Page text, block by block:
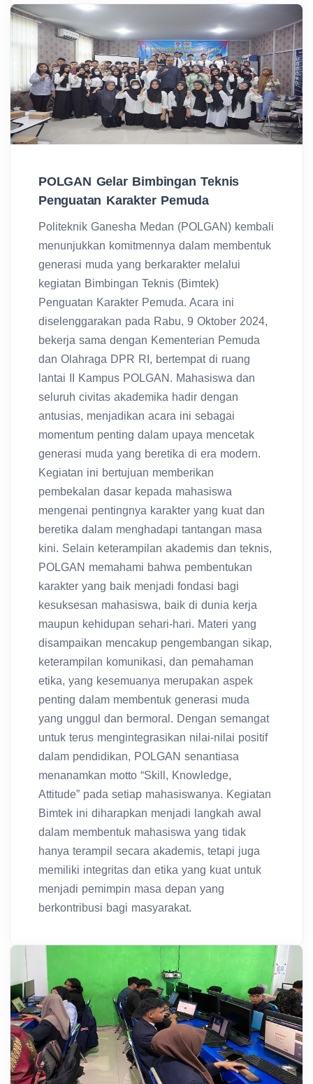
POLGAN Gelar Bimbingan Teknis
Penguatan Karakter Pemuda
Politeknik Ganesha Medan (POLGAN) kembali
menunjukkan komitmennya dalam membentuk
generasi muda yang berkarakter melalui
kegiatan Bimbingan Teknis (Bimtek)
Penguatan Karakter Pemuda. Acara ini
diselenggarakan pada Rabu, 9 Oktober 2024,
bekerja sama dengan Kementerian Pemuda
dan Olahraga DPR RI, bertempat di ruang
lantai II Kampus POLGAN. Mahasiswa dan
seluruh civitas akademika hadir dengan
antusias, menjadikan acara ini sebagai
momentum penting dalam upaya mencetak
generasi muda yang beretika di era modern.
Kegiatan ini bertujuan memberikan
pembekalan dasar kepada mahasiswa
mengenai pentingnya karakter yang kuat dan
beretika dalam menghadapi tantangan masa
kini. Selain keterampilan akademis dan teknis,
POLGAN memahami bahwa pembentukan
karakter yang baik menjadi fondasi bagi
kesuksesan mahasiswa, baik di dunia kerja
maupun kehidupan sehari-hari. Materi yang
disampaikan mencakup pengembangan sikap,
keterampilan komunikasi, dan pemahaman
etika, yang kesemuanya merupakan aspek
penting dalam membentuk generasi muda
yang unggul dan bermoral. Dengan semangat
untuk terus mengintegrasikan nilai-nilai positif
dalam pendidikan, POLGAN senantiasa
menanamkan motto “Skill, Knowledge,
Attitude” pada setiap mahasiswanya. Kegiatan
Bimtek ini diharapkan menjadi langkah awal
dalam membentuk mahasiswa yang tidak
hanya terampil secara akademis, tetapi juga
memiliki integritas dan etika yang kuat untuk
menjadi pemimpin masa depan yang
berkontribusi bagi masyarakat.